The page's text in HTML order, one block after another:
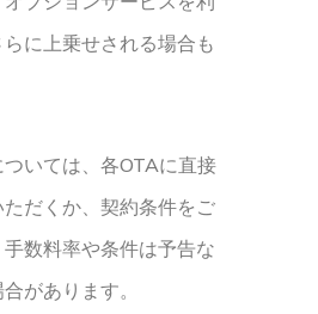
に上乗せされる場合も
いては、各OTAに直接
だくか、契約条件をご
数料率や条件は予告な
があります。